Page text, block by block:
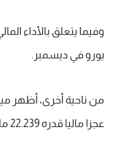
يورو في ديسمبر.
من ناحية أخرى، أظهر
عجزا ماليا قدره 22.239 مليون يورو في ديسمبر.